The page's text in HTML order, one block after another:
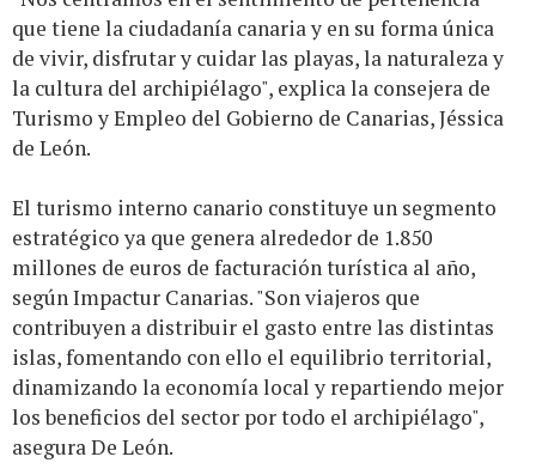
que tiene la ciudadanía canaria y en su forma única
de vivir, disfrutar y cuidar las playas, la naturaleza y
la cultura del archipiélago", explica la consejera de
Turismo y Empleo del Gobierno de Canarias, Jéssica
de León.
El turismo interno canario constituye un segmento
estratégico ya que genera alrededor de 1.850
millones de euros de facturación turística al año,
según Impactur Canarias. "Son viajeros que
contribuyen a distribuir el gasto entre las distintas
islas, fomentando con ello el equilibrio territorial,
dinamizando la economía local y repartiendo mejor
los beneficios del sector por todo el archipiélago",
asegura De León.